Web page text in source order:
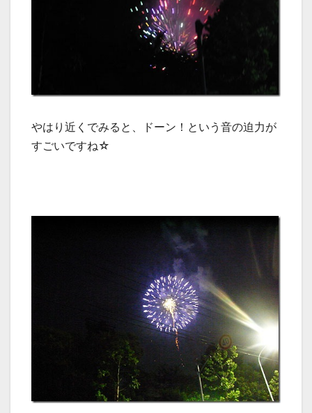
やはり近くでみると、ドーン！という音の迫力が
すごいですね☆